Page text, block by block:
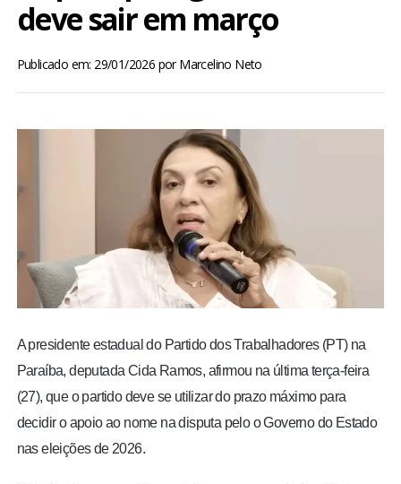
ENQUETE
TV LPB
FOTOS
deve sair em março
Publicado em: 29/01/2026 porMarcelino Neto
A presidente estadual do Partido dos Trabalhadores (PT) na
Paraíba, deputada Cida Ramos, afirmou na última terça-feira
(27), que o partido deve se utilizar do prazo máximo para
decidir o apoio ao nome na disputa pelo o Governo do Estado
nas eleições de 2026.